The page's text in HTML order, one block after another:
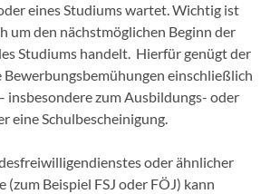
eines Studiums wartet. Wichtig ist
um den nächstmöglichen Beginn der
Studiums handelt. Hierfür genügt der
Bewerbungsbemühungen einschließlich
insbesondere zum Ausbildungs- oder
eine Schulbescheinigung.
oder ähnlicher
Beispiel FSJ oder FÖJ) kann